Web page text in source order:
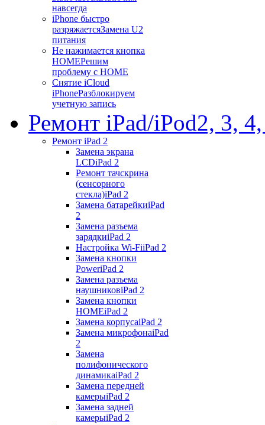
навсегда
iPhone быстро
разряжаетсяЗамена U2
питания
Не нажимается кнопка
HOMEРешим
проблему с HOME
Снятие iCloud
iPhoneРазблокируем
учетную запись
Ремонт iPad/iPod2, 3,
Ремонт iPad 2
Замена экрана
LCDiPad 2
Ремонт тачскрина
(сенсорного
стекла)iPad 2
Замена батарейкиiPad
2
Замена разъема
зарядкиiPad 2
Настройка Wi-FiiPad 2
Замена кнопки
PoweriPad 2
Замена разъема
наушниковiPad 2
Замена кнопки
HOMEiPad 2
Замена корпусаiPad 2
Замена микрофонаiPad
2
Замена
полифонического
динамикаiPad 2
Замена передней
камерыiPad 2
Замена задней
камерыiPad 2